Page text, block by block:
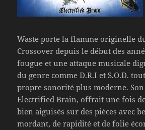
Waste porte la flamme originelle
Crossover depuis le début des
fougue et une attaque musicale
du genre comme D.R.I et S.O.D.
propre sonorité plus moderne.
Electrified Brain, offrait une fois
bien aiguisés sur des pièces avec
mordant, de rapidité et de folie